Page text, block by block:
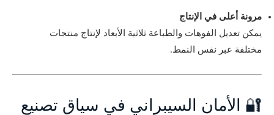
مرونة أعلى في الإنتاج
يمكن تعديل الفوهات والطباعة ثلاثية الأبعاد لإنتاج منتجات
مختلفة عبر نفس النمط.
🔐 الأمان السيبراني في سياق تصنيع